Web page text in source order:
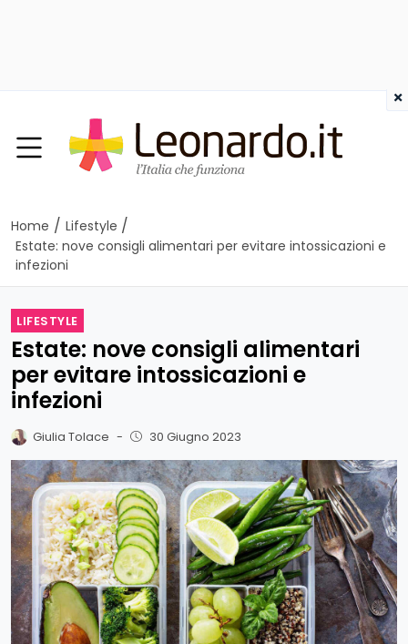
Home / Lifestyle /
Estate: nove consigli alimentari per evitare intossicazioni e
infezioni
LIFESTYLE
Estate: nove consigli alimentari
per evitare intossicazioni e
infezioni
Giulia Tolace - 30 Giugno 2023
×